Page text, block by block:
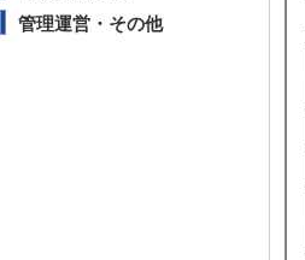
管理運営・その他